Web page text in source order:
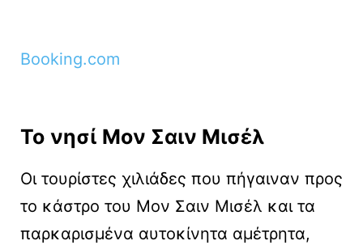
Booking.com
Το νησί Μον Σαιν Μισέλ
Οι τουρίστες χιλιάδες που πήγαιναν προς
το κάστρο του Μον Σαιν Μισέλ και τα
παρκαρισμένα αυτοκίνητα αμέτρητα,